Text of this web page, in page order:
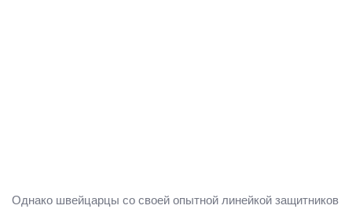
Однако швейцарцы со своей опытной линейкой защитников